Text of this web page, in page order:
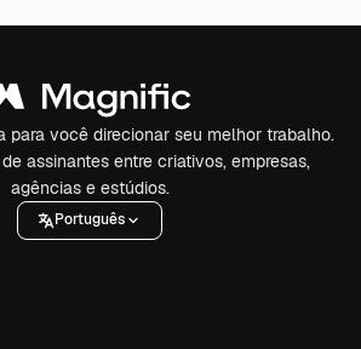
para você direcionar seu melhor trabalho.
assinantes entre criativos, empresas,
agências e estúdios.
Português